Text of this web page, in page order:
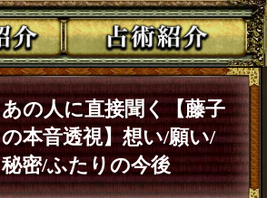
あの人に直接聞く【藤子
の本音透視】想い/願い/
秘密/ふたりの今後